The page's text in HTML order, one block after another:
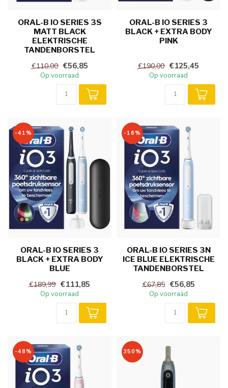
ORAL-B IO SERIES 3S
MATT BLACK
ELEKTRISCHE
TANDENBORSTEL
€110,00 €56,85
Op voorraad
ORAL-B IO SERIES 3
BLACK + EXTRA BODY
PINK
€190,00 €125,45
Op voorraad
-41%
ORAL-B IO SERIES 3
BLACK + EXTRA BODY
BLUE
€189,99 €111,85
Op voorraad
-16%
ORAL-B IO SERIES 3N
ICE BLUE ELEKTRISCHE
TANDENBORSTEL
€67,85 €56,85
Op voorraad
-48% 350%